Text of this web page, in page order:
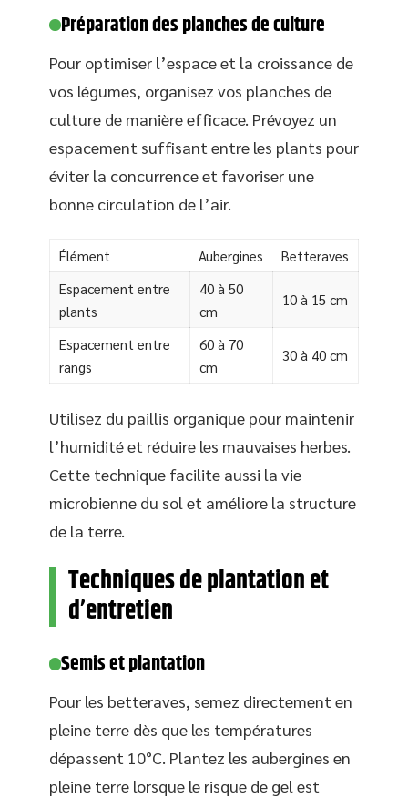
Préparation des planches de culture
Pour optimiser l’espace et la croissance de
vos légumes, organisez vos planches de
culture de manière efficace. Prévoyez un
espacement suffisant entre les plants pour
éviter la concurrence et favoriser une
bonne circulation de l’air.
Élément Aubergines
Betteraves
Espacement entre
plants
40 à 50
cm
10 à 15 cm
Espacement entre
rangs
60 à 70
cm
30 à 40 cm
Utilisez du paillis organique pour maintenir
l’humidité et réduire les mauvaises herbes.
Cette technique facilite aussi la vie
microbienne du sol et améliore la structure
de la terre.
Techniques de plantation et
d’entretien
Semis et plantation
Pour les betteraves, semez directement en
pleine terre dès que les températures
dépassent 10°C. Plantez les aubergines en
pleine terre lorsque le risque de gel est